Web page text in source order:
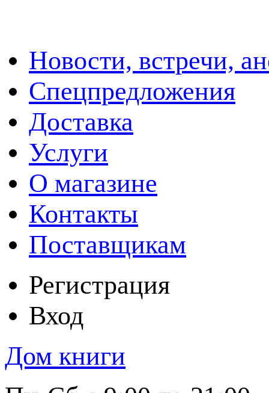
Новости, встречи,
Спецпредложения
Доставка
Услуги
О магазине
Контакты
Поставщикам
Регистрация
Вход
Дом книги